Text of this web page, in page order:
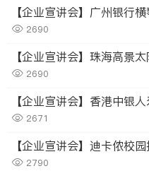
2690
2690
2671
2790